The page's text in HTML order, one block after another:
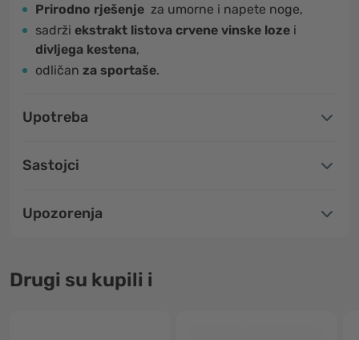
Prirodno rješenje za umorne i napete noge,
sadrži ekstrakt listova crvene vinske loze i
divljega kestena,
odličan za sportaše.
Upotreba
Sastojci
Upozorenja
Drugi su kupili i